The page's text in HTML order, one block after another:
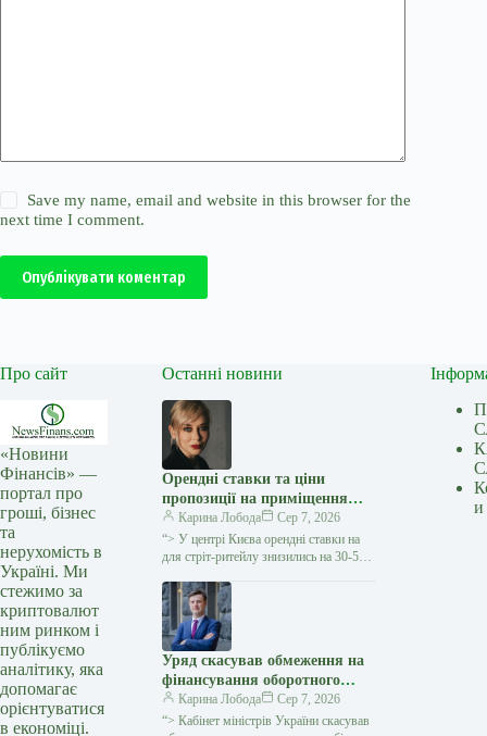
Save my name, email and website in this browser for the
next time I comment.
Опублікувати коментар
Про сайт
«Новини
Фінансів» —
портал про
гроші, бізнес
та
нерухомість в
Україні. Ми
стежимо за
криптовалют
ним ринком і
публікуємо
аналітику, яка
допомагає
орієнтуватися
в економіці.
Останні новини
Орендні ставки та ціни
пропозиції на приміщення
стріт-ритейлу у центрі Києва
впали вдвічі з 2021р – UTG
Карина Лобода
Сер 7, 2026
“> У центрі Києва орендні ставки на
для стріт-ритейлу знизились на 30-50%
пропозиції таких фасадних
приміщень…
Уряд скасував обмеження на
фінансування оборотного
капіталу аграріїв за
програмою “5-7-9%”
Карина Лобода
Сер 7, 2026
“> Кабінет міністрів України скасував
и